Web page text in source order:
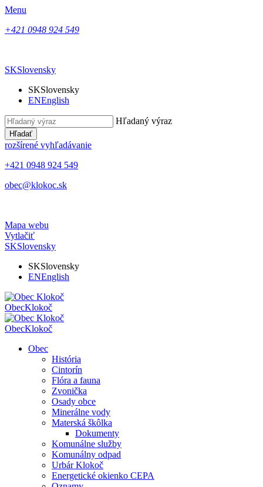
Menu
+421 0948 924 549
SKSlovensky
SKSlovensky
ENEnglish
Hľadaný výraz
Hľadať
rozšírené vyhľadávanie
+421 0948 924 549
obec@klokoc.sk
Mapa webu
Vytlačiť
SKSlovensky
SKSlovensky
ENEnglish
ObecKlokoč
ObecKlokoč
Obec
História
Cintorín
Flóra a fauna
Zvonička
Osady obce
Minerálne vody
Materská škôlka
Dokumenty
Komunálne služby
Komunálny odpad
Urbár Klokoč
Energetické okienko CEPA